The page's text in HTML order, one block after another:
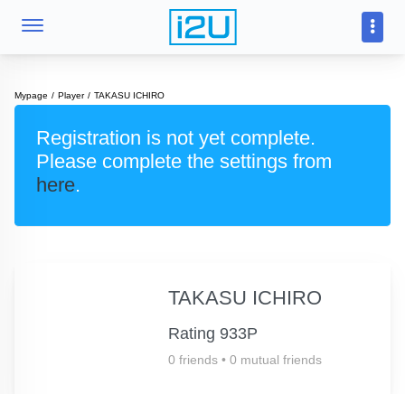
Mypage Player TAKASU ICHIRO
Registration is not yet complete.
Please complete the settings from
here.
TAKASU ICHIRO
Rating 933P
0 friends • 0 mutual friends